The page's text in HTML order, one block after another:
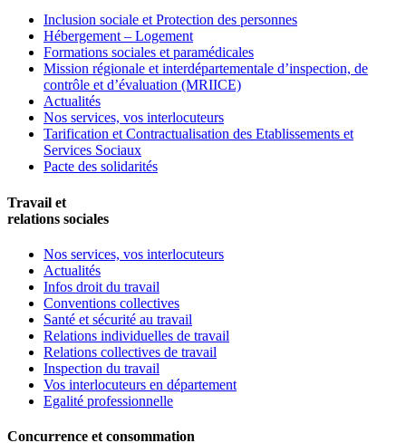
Inclusion sociale et Protection des personnes
Hébergement – Logement
Formations sociales et paramédicales
Mission régionale et interdépartementale d’inspection, de
contrôle et d’évaluation (MRIICE)
Actualités
Nos services, vos interlocuteurs
Tarification et Contractualisation des Etablissements et
Services Sociaux
Pacte des solidarités
Travail et
relations sociales
Nos services, vos interlocuteurs
Actualités
Infos droit du travail
Conventions collectives
Santé et sécurité au travail
Relations individuelles de travail
Relations collectives de travail
Inspection du travail
Vos interlocuteurs en département
Egalité professionnelle
Concurrence et consommation